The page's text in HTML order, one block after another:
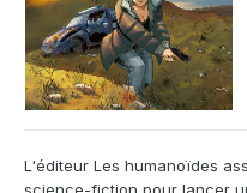
L'éditeur Les humanoïdes